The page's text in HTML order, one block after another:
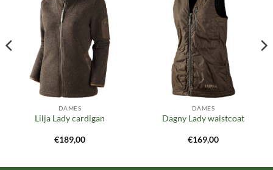
Toevoegen
aan
verlanglijst
DAMES
Lilja Lady cardigan
€189,00
Toevoegen
verlanglijst
DAMES
Dagny Lady waistcoat
€169,00